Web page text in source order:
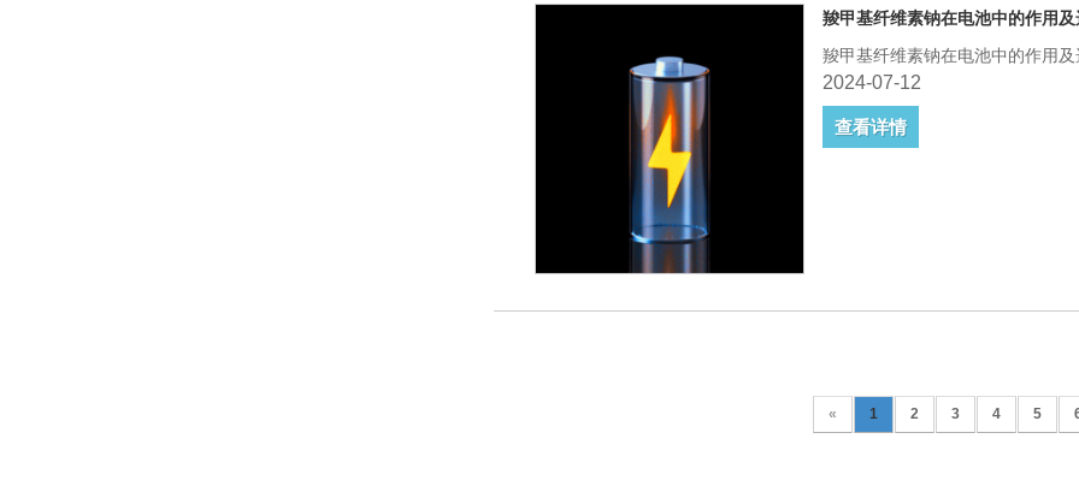
羧甲基纤维素钠在电池中的作用
羧甲基纤维素钠在电池中的作用
2024-07-12
查看详情
« 1 2 3 4 5